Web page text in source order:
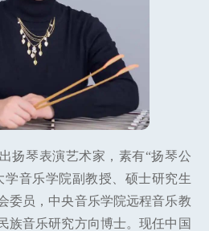
扬琴表演艺术家，素有“扬琴公
学音乐学院副教授、硕士研究生
委员，中央音乐学院远程音乐教
族音乐研究方向博士。现任中国